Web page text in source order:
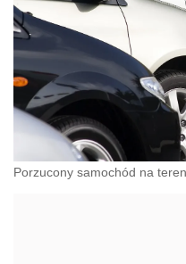
Porzucony samochód na